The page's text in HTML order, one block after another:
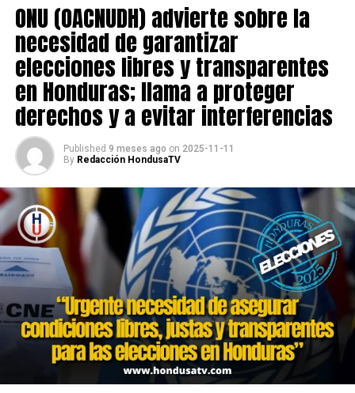
ONU (OACNUDH) advierte sobre la
necesidad de garantizar
elecciones libres y transparentes
en Honduras; llama a proteger
derechos y a evitar interferencias
Published 9 meses ago on 2025-11-11
By Redacción HondusaTV